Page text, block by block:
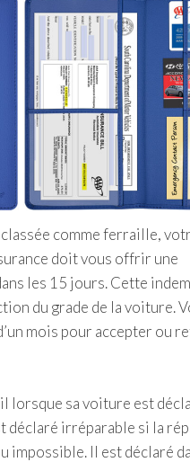
comme ferraille,
doit vous offrir une
les 15 jours. Cette
du grade de la voiture.
mois pour accepter ou
lorsque sa voiture est
déclaré irréparable si la
impossible. Il est déclaré